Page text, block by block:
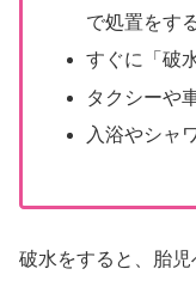
で処置をす
すぐに「破
タクシーや
入浴やシャ
破水をすると、胎